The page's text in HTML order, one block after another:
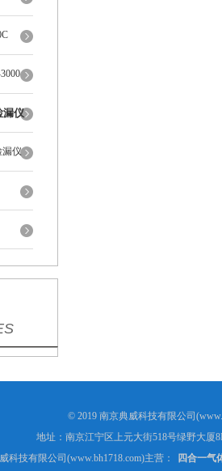
漏仪
漏仪
© 2019 南京典威科技有限公司
地址：南京江宁区上元大街518号绿野大厦
科技有限公司(www.bh1718.com)主营：
四合一气